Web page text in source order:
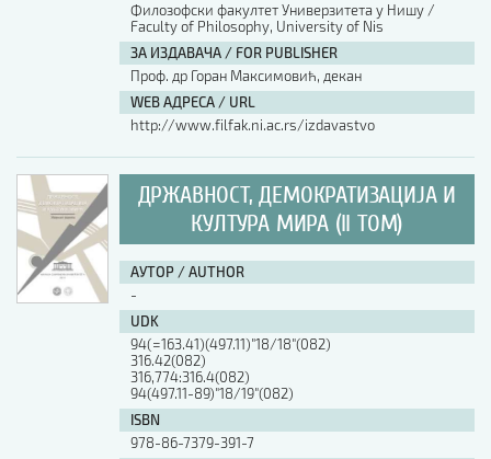
Филозофски факултет Универзитета у Нишу /
Faculty of Philosophy, University of Nis
ЗА ИЗДАВАЧА / FOR PUBLISHER
Проф. др Горан Максимовић, декан
WEB АДРЕСА / URL
http://www.filfak.ni.ac.rs/izdavastvo
ДРЖАВНОСТ, ДЕМОКРАТИЗАЦИЈА И
КУЛТУРА МИРА (II ТОМ)
АУТОР / AUTHOR
-
UDK
94(=163.41)(497.11)"18/18"(082)
316.42(082)
316,774:316.4(082)
94(497.11-89)"18/19"(082)
ISBN
978-86-7379-391-7